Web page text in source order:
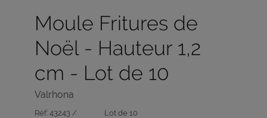
Moule Fritures de
Noël - Hauteur 1,2
cm - Lot de 10
Valrhona
Réf: 43243 / Lot de 10